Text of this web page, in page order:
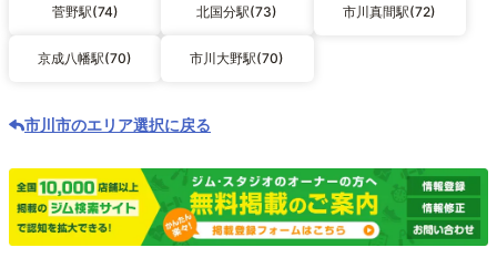
菅野駅(74) 北国分駅(73) 市川真間駅(72)
京成八幡駅(70) 市川大野駅(70)
市川市のエリア選択に戻る